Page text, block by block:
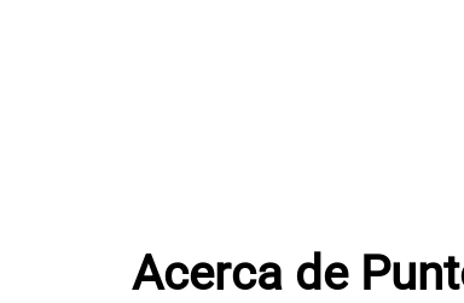
Acerca de